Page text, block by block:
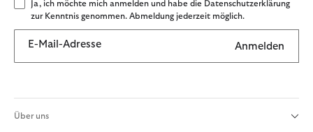
Ja, ich möchte mich anmelden und habe die Datenschutzerklärung
zur Kenntnis genommen. Abmeldung jederzeit möglich.
E-Mail-Adresse Anmelden
Über uns